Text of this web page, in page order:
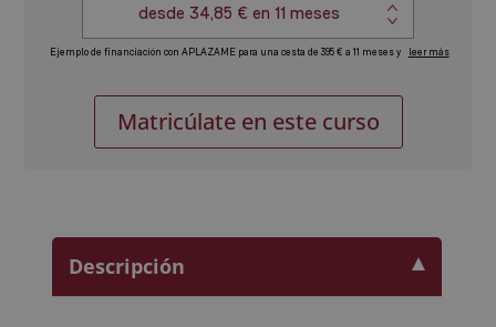
en
Usuario)
cantidad
Matricúlate en este curso
Descripción